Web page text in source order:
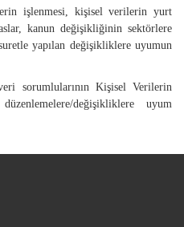
işlenmesi, kişisel verilerin yurt
kanun değişikliğinin sektörlere
yapılan değişikliklere uyumun
sorumlularının Kişisel Verilerin
değişikliklere uyum